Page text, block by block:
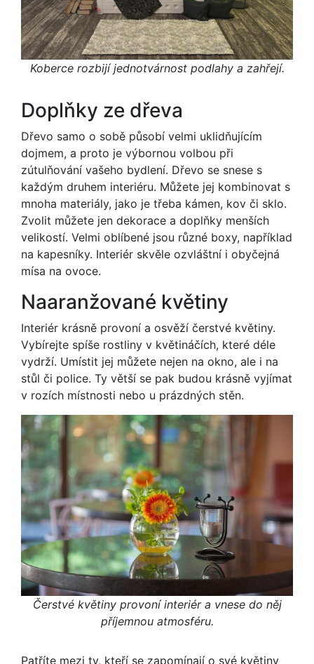
Koberce rozbijí jednotvárnost podlahy a zahřejí.
Doplňky ze dřeva
Dřevo samo o sobě působí velmi uklidňujícím
dojmem, a proto je výbornou volbou při
zútulňování vašeho bydlení. Dřevo se snese s
každým druhem interiéru. Můžete jej kombinovat s
mnoha materiály, jako je třeba kámen, kov či sklo.
Zvolit můžete jen dekorace a doplňky menších
velikostí. Velmi oblíbené jsou různé boxy, například
na kapesníky. Interiér skvěle ozvláštní i obyčejná
mísa na ovoce.
Naaranžované květiny
Interiér krásně provoní a osvěží čerstvé květiny.
Vybírejte spíše rostliny v květináčích, které déle
vydrží. Umístit jej můžete nejen na okno, ale i na
stůl či police. Ty větší se pak budou krásně vyjímat
v rozích místnosti nebo u prázdných stěn.
Čerstvé květiny provoní interiér a vnese do něj
příjemnou atmosféru.
Patříte mezi ty, kteří se zapomínají o své květiny